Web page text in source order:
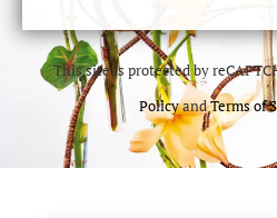
This site is protected by
PolicyandTerms of